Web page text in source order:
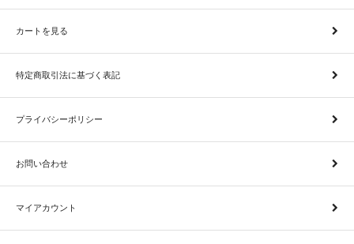
カートを見る
特定商取引法に基づく表記
プライバシーポリシー
お問い合わせ
マイアカウント